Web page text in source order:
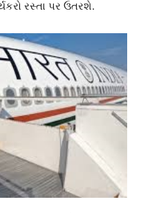
રસ્તા પર ઉતરશે.